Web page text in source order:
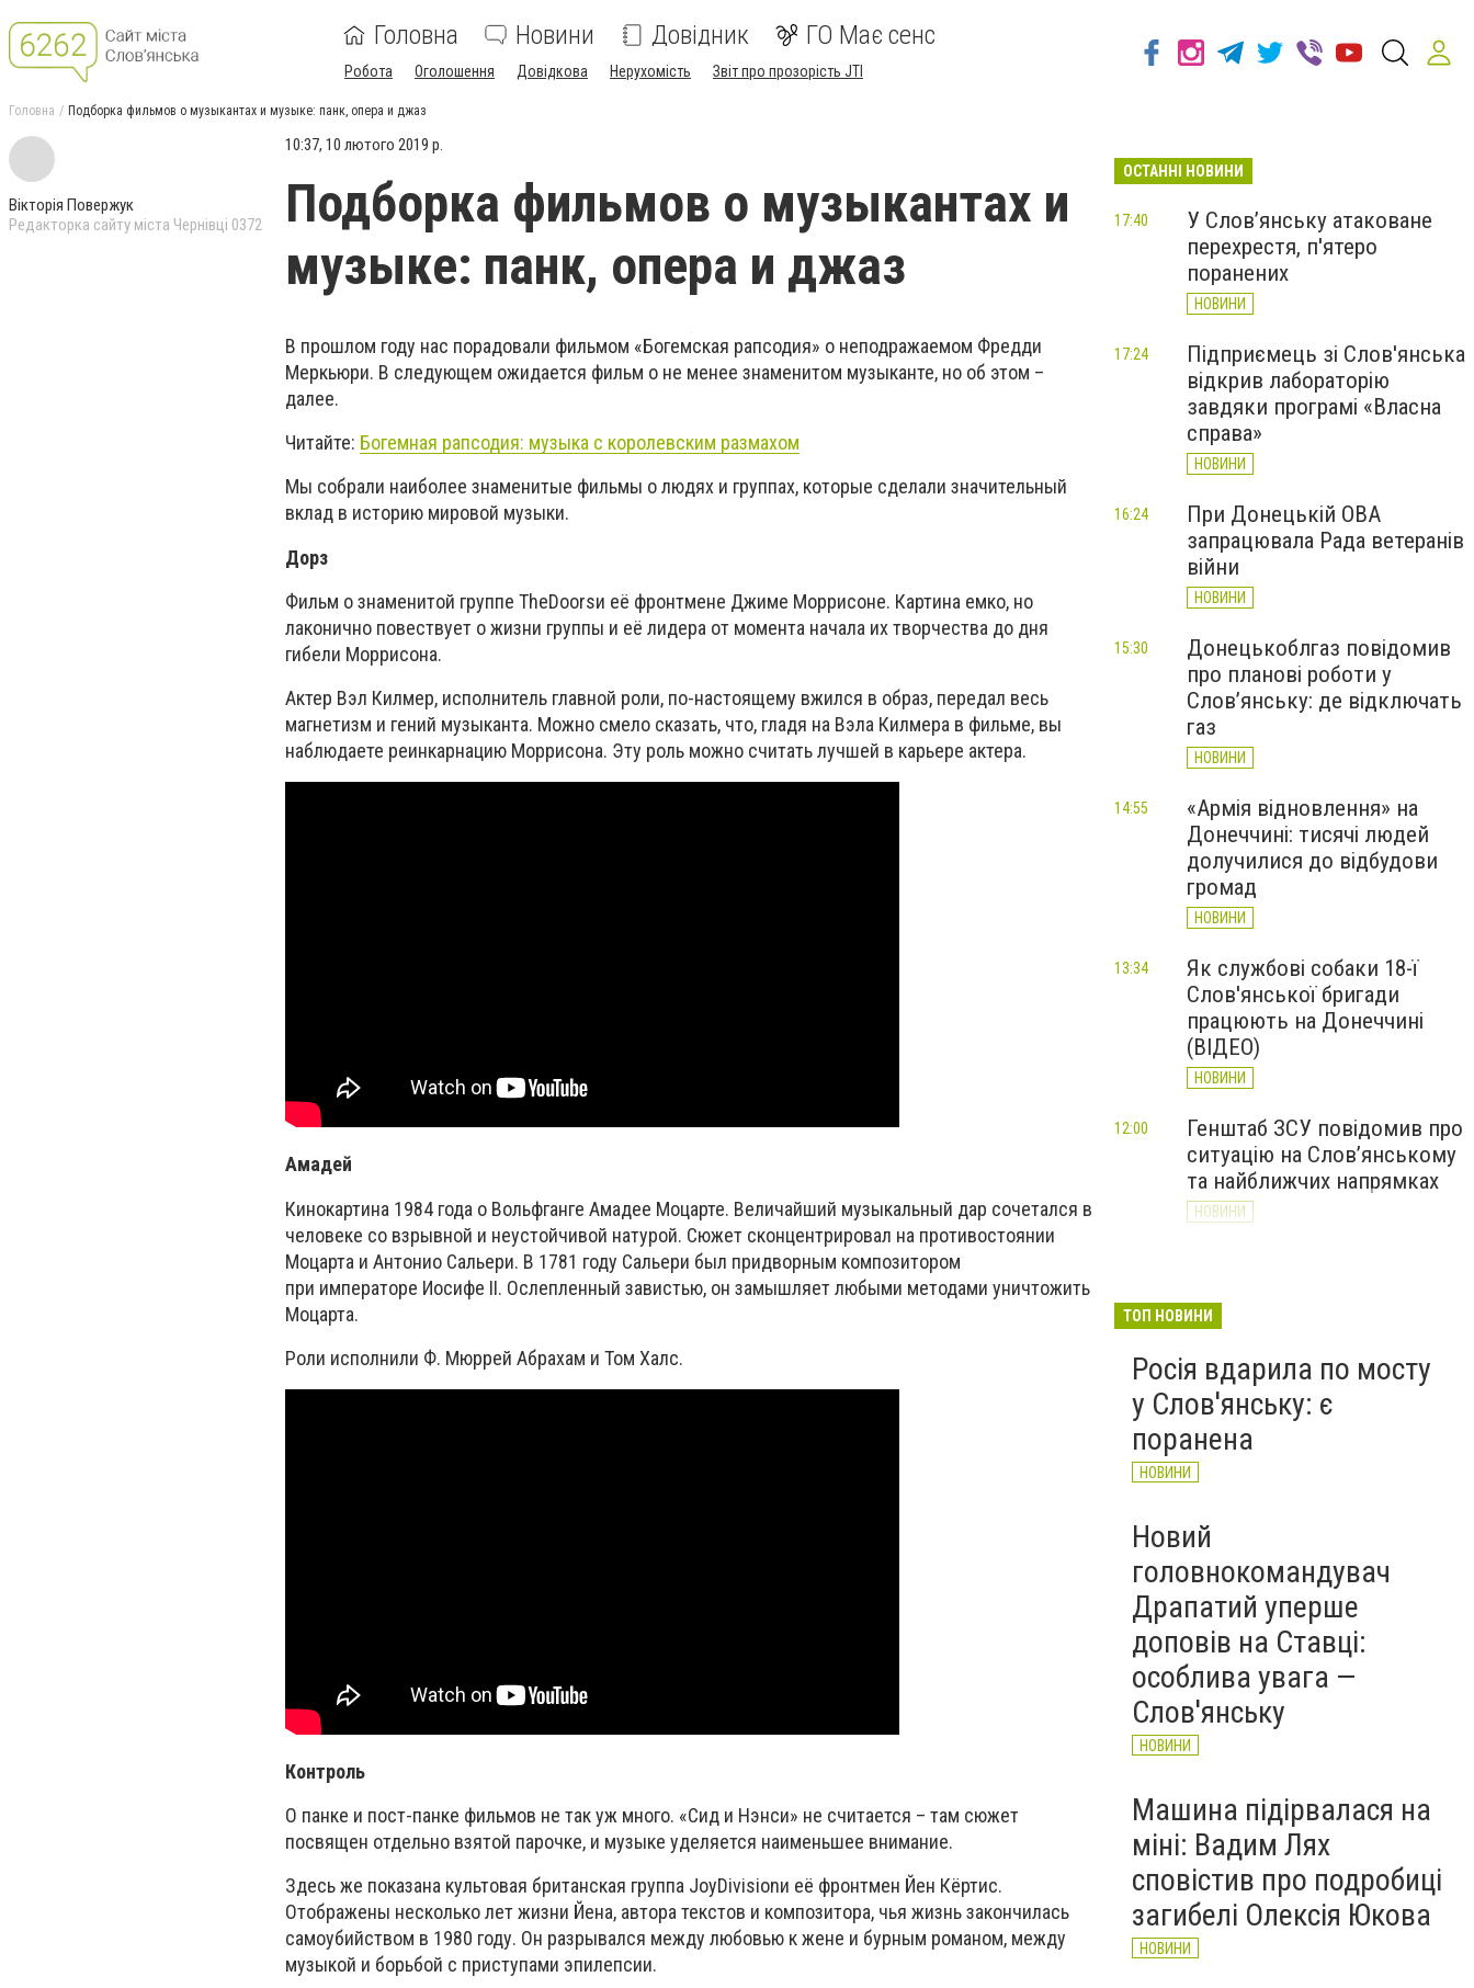
Головна Новини Довідник ГО Має сенс
Робота Оголошення Довідкова Нерухомість Звіт про прозорість JTI
Головна Подборка фильмов о музыкантах и музыке: панк, опера и джаз
Вікторія Повержук
Редакторка сайту міста Чернівці 0372
10:37, 10 лютого 2019 р.
Подборка фильмов о музыкантах и
музыке: панк, опера и джаз
В прошлом году нас порадовали фильмом «Богемская рапсодия» о неподражаемом Фредди
Меркьюри. В следующем ожидается фильм о не менее знаменитом музыканте, но об этом –
далее.
Читайте: Богемная рапсодия: музыка с королевским размахом
Мы собрали наиболее знаменитые фильмы о людях и группах, которые сделали значительный
вклад в историю мировой музыки.
Дорз
Фильм о знаменитой группе TheDoorsи её фронтмене Джиме Моррисоне. Картина емко, но
лаконично повествует о жизни группы и её лидера от момента начала их творчества до дня
гибели Моррисона.
Актер Вэл Килмер, исполнитель главной роли, по-настоящему вжился в образ, передал весь
магнетизм и гений музыканта. Можно смело сказать, что, гладя на Вэла Килмера в фильме, вы
наблюдаете реинкарнацию Моррисона. Эту роль можно считать лучшей в карьере актера.
Амадей
Кинокартина 1984 года о Вольфганге Амадее Моцарте. Величайший музыкальный дар сочетался в
человеке со взрывной и неустойчивой натурой. Сюжет сконцентрировал на противостоянии
Моцарта и Антонио Сальери. В 1781 году Сальери был придворным композитором
при императоре Иосифе II. Ослепленный завистью, он замышляет любыми методами уничтожить
Моцарта.
Роли исполнили Ф. Мюррей Абрахам и Том Халс.
Контроль
О панке и пост-панке фильмов не так уж много. «Сид и Нэнси» не считается – там сюжет
посвящен отдельно взятой парочке, и музыке уделяется наименьшее внимание.
Здесь же показана культовая британская группа JoyDivisionи её фронтмен Йен Кёртис.
Отображены несколько лет жизни Йена, автора текстов и композитора, чья жизнь закончилась
самоубийством в 1980 году. Он разрывался между любовью к жене и бурным романом, между
музыкой и борьбой с приступами эпилепсии.
ОСТАННІ НОВИНИ
У Слов’янську атаковане
перехрестя, п'ятеро
поранених
НОВИНИ
17:40
Підприємець зі Слов'янська
відкрив лабораторію
завдяки програмі «Власна
справа»
НОВИНИ
17:24
При Донецькій ОВА
запрацювала Рада ветеранів
війни
НОВИНИ
16:24
Донецькоблгаз повідомив
про планові роботи у
Слов’янську: де відключать
газ
НОВИНИ
15:30
«Армія відновлення» на
Донеччині: тисячі людей
долучилися до відбудови
громад
НОВИНИ
14:55
Як службові собаки 18-ї
Слов'янської бригади
працюють на Донеччині
(ВІДЕО)
НОВИНИ
13:34
Генштаб ЗСУ повідомив про
ситуацію на Слов’янському
та найближчих напрямках
НОВИНИ
12:00
великої війни: 7 серпня
ТОП НОВИНИ
Росія вдарила по мосту
у Слов'янську: є
поранена
НОВИНИ
Новий
головнокомандувач
Драпатий уперше
доповів на Ставці:
особлива увага —
Слов'янську
НОВИНИ
Машина підірвалася на
міні: Вадим Лях
сповістив про подробиці
загибелі Олексія Юкова
НОВИНИ